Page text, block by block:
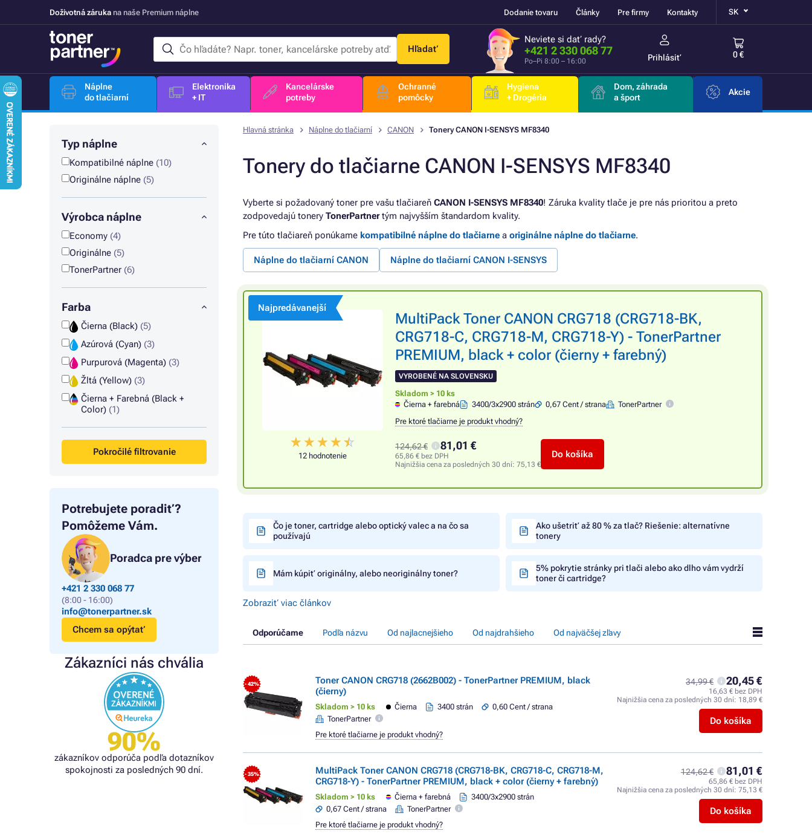
Doživotná záruka na naše Premium náplne Dodanie tovaru Články Pre firmy Kontakty SK
Hľadať
Neviete si dať rady?
+421 2 330 068 77
Po–Pi 8:00 – 16:00 Prihlásiť 0 €
Náplne
do tlačiarní
Elektronika
+ IT
Kancelárske
potreby
Ochranné
pomôcky
Hygiena
+ Drogéria
Dom, záhrada
a šport
Akcie
Typ náplne
Kompatibilné náplne (10)
Originálne náplne (5)
Výrobca náplne
Economy (4)
Originálne (5)
TonerPartner (6)
Farba
Čierna (Black) (5)
Azúrová (Cyan) (3)
Purpurová (Magenta) (3)
Žltá (Yellow) (3)
Čierna + Farebná (Black +
Color) (1)
Pokročilé filtrovanie
Potrebujete poradiť?
Pomôžeme Vám.
Poradca pre výber
+421 2 330 068 77
(8:00 - 16:00)
info@tonerpartner.sk
Chcem sa opýtať
Zákazníci nás chvália
90%
zákazníkov odporúča podľa dotazníkov
spokojnosti za posledných 90 dní.
Hlavná stránka Náplne do tlačiarní CANON Tonery CANON I-SENSYS MF8340
Tonery do tlačiarne CANON I-SENSYS MF8340
Vyberte si požadovaný toner pre vašu tlačiareň CANON I-SENSYS MF8340! Záruka kvality tlače je pre nás prioritou a preto
zodpovedajú tonery TonerPartnertým najvyšším štandardom kvality.
Pre túto tlačiareň ponúkame kompatibilné náplne do tlačiarne a originálne náplne do tlačiarne.
Náplne do tlačiarní CANON Náplne do tlačiarní CANON I-SENSYS
Najpredávanejší
12 hodnotenie
MultiPack Toner CANON CRG718 (CRG718-BK,
CRG718-C, CRG718-M, CRG718-Y) - TonerPartner
PREMIUM, black + color (čierny + farebný)
VYROBENÉ NA SLOVENSKU
Skladom > 10 ks
Čierna + farebná
3400/3x2900 strán 0,67 Cent / strana
TonerPartner
Pre ktoré tlačiarne je produkt vhodný?
124,62 € 81,01 €
65,86 € bez DPH
Najnižšia cena za posledných 30 dní: 75,13 €
Do košíka
Čo je toner, cartridge alebo optický valec a na čo sa
používajú
Ako ušetriť až 80 % za tlač? Riešenie: alternatívne
tonery
Mám kúpiť originálny, alebo neoriginálny toner?
5% pokrytie stránky pri tlači alebo ako dlho vám vydrží
toner či cartridge?
Zobraziť viac článkov
Odporúčame Podľa názvu Od najlacnejšieho Od najdrahšieho Od najväčšej zľavy
- 42%
Toner CANON CRG718 (2662B002) - TonerPartner PREMIUM, black
(čierny)
Skladom > 10 ks Čierna 3400 strán
0,60 Cent / strana
TonerPartner
34,99 € 20,45 €
16,63 € bez DPH
Najnižšia cena za posledných 30 dní: 18,89 €
Do košíka
Pre ktoré tlačiarne je produkt vhodný?
- 35%
MultiPack Toner CANON CRG718 (CRG718-BK, CRG718-C, CRG718-M,
CRG718-Y) - TonerPartner PREMIUM, black + color (čierny + farebný)
Skladom > 10 ks Čierna + farebná
3400/3x2900 strán
0,67 Cent / strana
TonerPartner
124,62 € 81,01 €
65,86 € bez DPH
Najnižšia cena za posledných 30 dní: 75,13 €
Do košíka
Pre ktoré tlačiarne je produkt vhodný?